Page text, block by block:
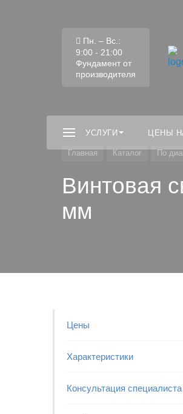
Пн. – Вс.:
9:00 - 21:00
Фундамент от
производителя
УСЛУГИ ЦЕНЫ
Главная Каталог По
Винтовая
мм
Цены
Характеристики
Консультация специалиста